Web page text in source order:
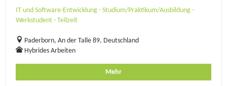
IT und Software-Entwicklung - Studium/Praktikum/Ausbildung -
Werkstudent - Teilzeit
Paderborn, An der Talle 89, Deutschland
Hybrides Arbeiten
Mehr